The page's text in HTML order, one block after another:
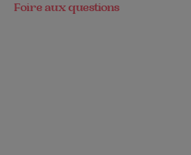
Foire aux questions